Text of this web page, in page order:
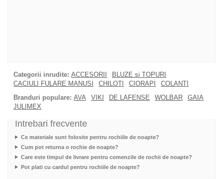
Categorii inrudite: ACCESORII
BLUZE si TOPURI
CACIULI FULARE MANUSI
CHILOTI CIORAPI
COLANTI
Branduri populare: AVA VIKI DE LAFENSE WOLBAR
GAIA
JULIMEX
Intrebari frecvente
Ce materiale sunt folosite pentru rochiile de noapte?
Cum pot returna o rochie de noapte?
Care este timpul de livrare pentru comenzile de rochii de noapte?
Pot plati cu cardul pentru rochiile de noapte?